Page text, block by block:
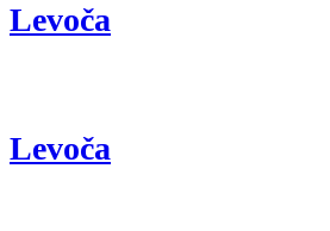
Levoča
Levoča